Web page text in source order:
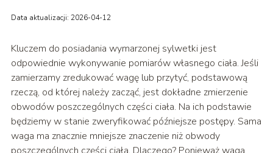
Data aktualizacji: 2026-04-12
Kluczem do posiadania wymarzonej sylwetki jest
odpowiednie wykonywanie pomiarów własnego ciała. Jeśli
zamierzamy zredukować wagę lub przytyć, podstawową
rzeczą, od której należy zacząć, jest dokładne zmierzenie
obwodów poszczególnych części ciała. Na ich podstawie
będziemy w stanie zweryfikować późniejsze postępy. Sama
waga ma znacznie mniejsze znaczenie niż obwody